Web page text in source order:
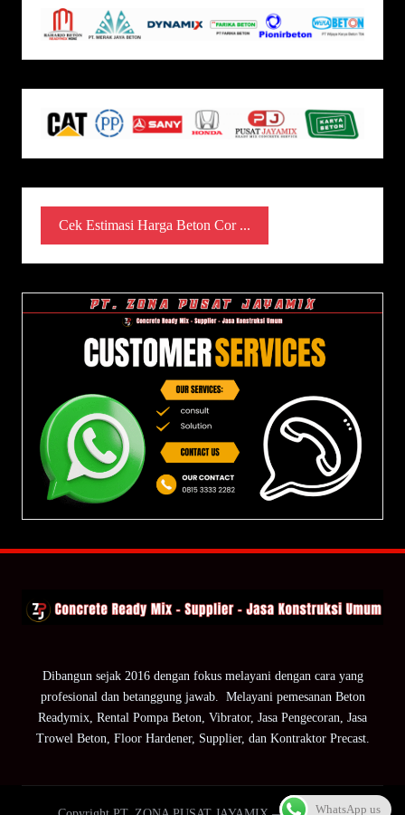
Cek Estimasi Harga Beton Cor ...
Dibangun sejak 2016 dengan fokus melayani dengan cara yang
profesional dan betanggung jawab. Melayani pemesanan Beton
Readymix, Rental Pompa Beton, Vibrator, Jasa Pengecoran, Jasa
Trowel Beton, Floor Hardener, Supplier, dan Kontraktor Precast.
WhatsApp us